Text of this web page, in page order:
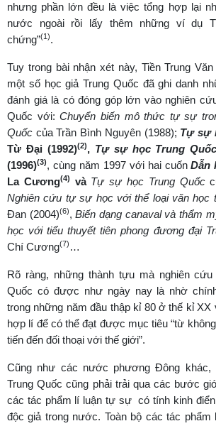
nhưng phần lớn đều là việc tổng hợp lại
nước ngoài rồi lấy thêm những ví dụ
chứng”(1).
Tuy trong bài nhận xét này, Tiền Trung
một số học giả Trung Quốc đã ghi danh
đánh giá là có đóng góp lớn vào nghiên
Quốc với:Chuyển biến mô thức tự sự
Quốc của Trần Bình Nguyên (1988); Tự sự
Từ Đại (1992)(2), Tự sự học Trung
(1996)(3), cùng năm 1997 với hai cuốnDẫn
La Cương(4) và Tự sự học Trung Quốc
Nghiên cứu tự sự học với thể loại văn học
Đan (2004)(6),Biến dạng canaval và thẩm
học với tiểu thuyết tiên phong đương đại
Chí Cương(7) …
Rõ ràng, những thành tựu mà nghiên
Quốc có được như ngày nay là nhờ
trong những năm đầu thập kỉ 80 ở thế kỉ
hợp lí để có thể đạt được mục tiêu “từ
tiến đến đối thoại với thế giới”.
Cũng như các nước phương Đông
Trung Quốc cũng phải trải qua các bước
các tác phẩm lí luận tự sự có tính kinh
độc giả trong nước. Toàn bộ các tác